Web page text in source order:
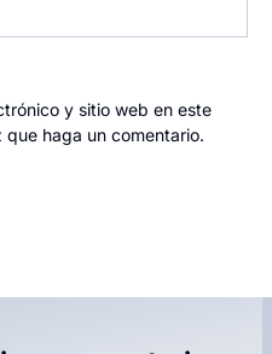
y sitio web en este
haga un comentario.